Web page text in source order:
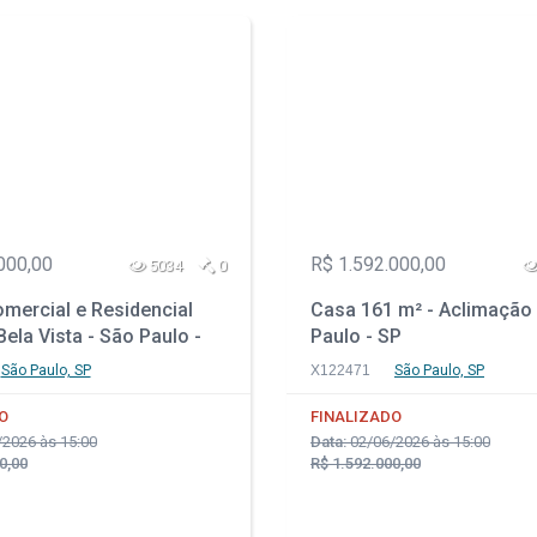
5034 0
e Residencial
Vista - São Paulo -
São Paulo, SP
às 15:00
R$ 1.592.000,00
Casa 161 m² - Aclimação
Paulo - SP
X122471 São Paulo, SP
FINALIZADO
Data:02/06/2026 às 15:00
R$ 1.592.000,00